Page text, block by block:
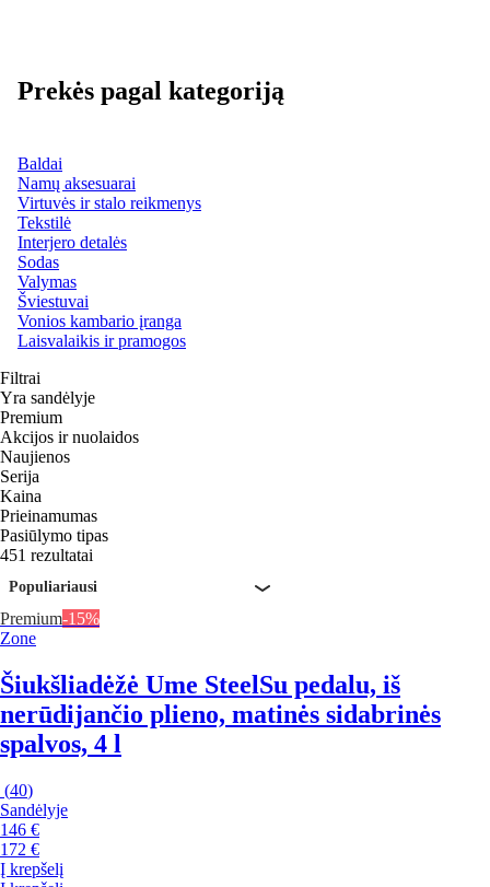
Prekės pagal kategoriją
Baldai
Namų aksesuarai
Virtuvės ir stalo reikmenys
Tekstilė
Interjero detalės
Sodas
Valymas
Šviestuvai
Vonios kambario įranga
Laisvalaikis ir pramogos
Filtrai
Yra sandėlyje
Premium
Akcijos ir nuolaidos
Naujienos
Serija
Kaina
Prieinamumas
Pasiūlymo tipas
451 rezultatai
Populiariausi
Premium-15%
Zone
Šiukšliadėžė Ume SteelSu pedalu, iš
nerūdijančio plieno, matinės sidabrinės
spalvos, 4 l
(40)
Sandėlyje
146 €
172 €
Į krepšelį